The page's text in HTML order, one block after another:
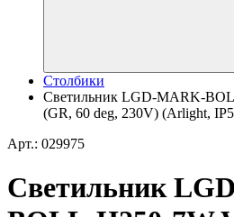
Столбики
Светильник LGD-MARK-
(GR, 60 deg, 230V) (Arlight,
Арт.: 029975
Светильник